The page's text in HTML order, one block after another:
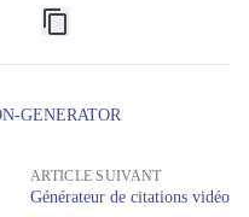
GENERATOR
ARTICLE SUIVANT
Générateur de citations vidéo